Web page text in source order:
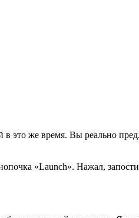
же время. Вы реально
«Launch». Нажал,